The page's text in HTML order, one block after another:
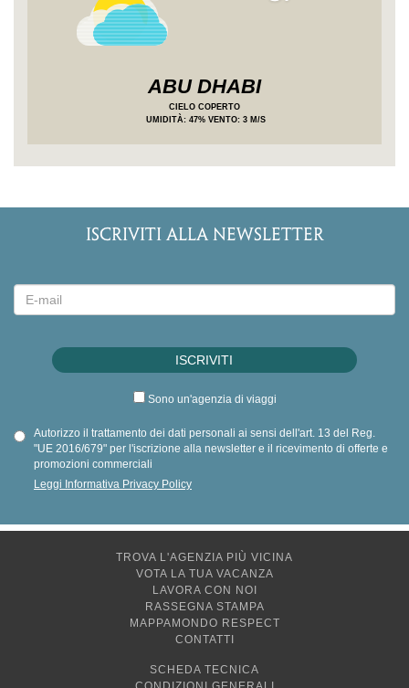
ABU DHABI
CIELO COPERTO
UMIDITÀ: 47% VENTO: 3 M/S
ISCRIVITI ALLA NEWSLETTER
Sono un'agenzia di viaggi
Autorizzo il trattamento dei dati personali ai sensi dell'art. 13 del Reg.
"UE 2016/679" per l'iscrizione alla newsletter e il ricevimento di offerte e
promozioni commerciali
Leggi Informativa Privacy Policy
TROVA L'AGENZIA PIÙ VICINA
VOTA LA TUA VACANZA
LAVORA CON NOI
RASSEGNA STAMPA
MAPPAMONDO RESPECT
CONTATTI
SCHEDA TECNICA